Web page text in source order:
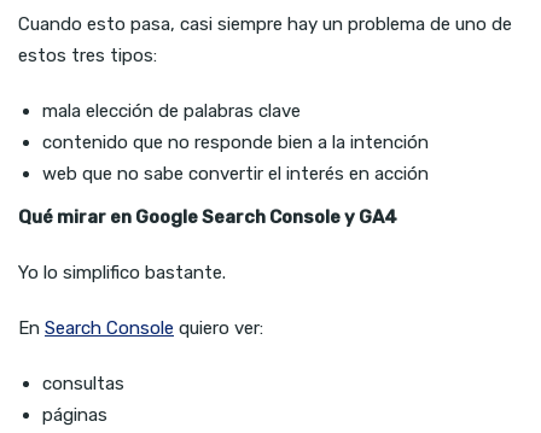
Cuando esto pasa, casi siempre hay un problema de uno de
estos tres tipos:
mala elección de palabras clave
contenido que no responde bien a la intención
web que no sabe convertir el interés en acción
Qué mirar en Google Search Console y GA4
Yo lo simplifico bastante.
En Search Console quiero ver:
consultas
páginas